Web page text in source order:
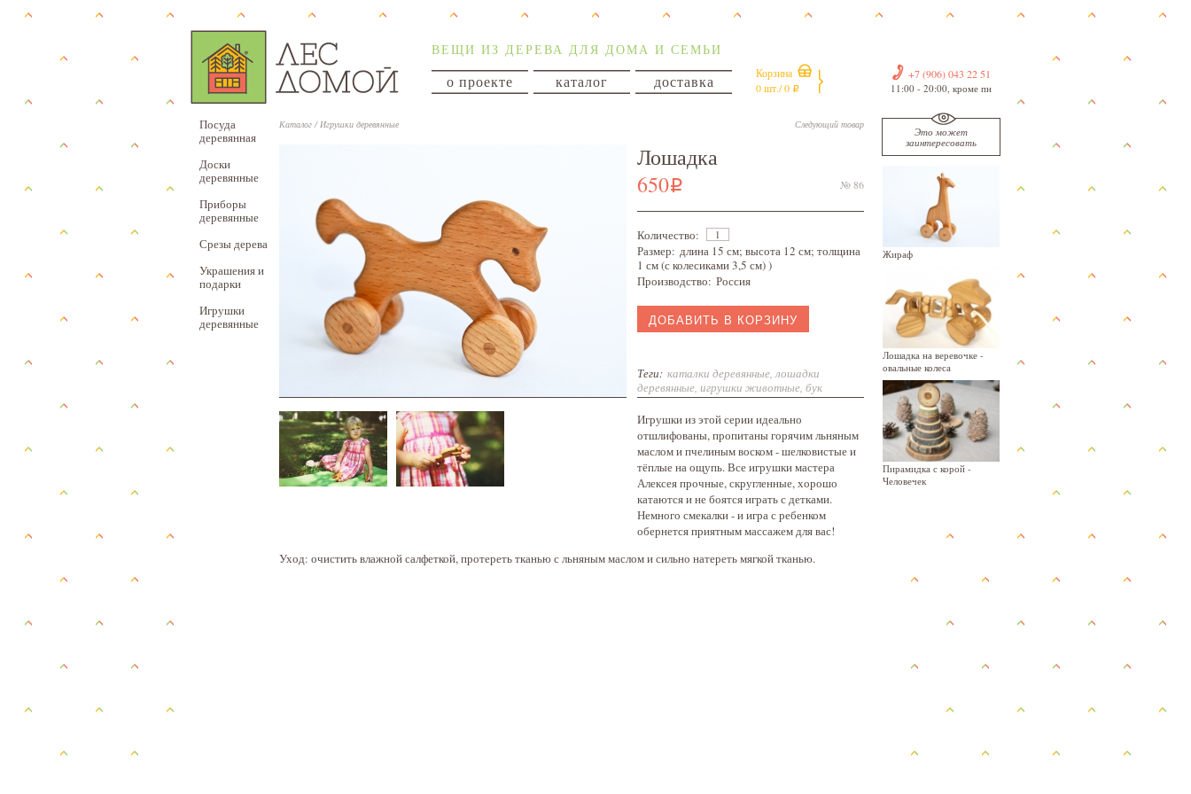
ВЕЩИ ИЗ ДЕРЕВА ДЛЯ ДОМА И СЕМЬИ
о проекте каталог доставка
Корзина
0 шт./ 0 i
+7 (906) 043 22 51
11:00 - 20:00, кроме пн
Посуда
деревянная
Доски
деревянные
Приборы
деревянные
Срезы дерева
Украшения и
подарки
Игрушки
деревянные
Следующий товар
Каталог / Игрушки деревянные
Лошадка
№ 86
650i
Теги: каталки деревянные,лошадки
деревянные, игрушки животные, бук
Количество:
Размер: длина 15 см; высота 12 см; толщина
1 см (с колесиками 3,5 см) )
Производство: Россия
ДОБАВИТЬ В КОРЗИНУ
Игрушки из этой серии идеально
отшлифованы, пропитаны горячим льняным
маслом и пчелиным воском - шелковистые и
тёплые на ощупь. Все игрушки мастера
Алексея прочные, скругленные, хорошо
катаются и не боятся играть с детками.
Немного смекалки - и игра с ребенком
обернется приятным массажем для вас!
Уход: очистить влажной салфеткой, протереть тканью с льняным маслом и сильно натереть мягкой тканью.
Это может
заинтересовать
Жираф
Лошадка на веревочке -
овальные колеса
Пирамидка с корой -
Человечек